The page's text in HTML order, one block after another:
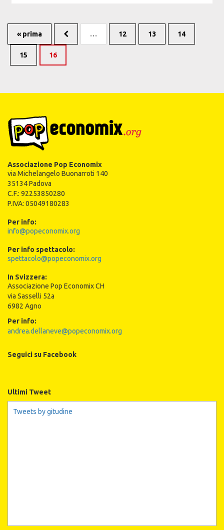
« prima … 12 13 14
15 16
Associazione Pop Economix
via Michelangelo Buonarroti 140
35134 Padova
C.F.: 92253850280
P.IVA: 05049180283
Per info:
info@popeconomix.org
Per info spettacolo:
spettacolo@popeconomix.org
In Svizzera:
Associazione Pop Economix CH
via Sasselli 52a
6982 Agno
Per info:
andrea.dellaneve@popeconomix.org
Seguici su Facebook
Ultimi Tweet
Tweets by gitudine